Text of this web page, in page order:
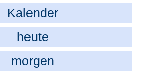
Kalender
heute
morgen